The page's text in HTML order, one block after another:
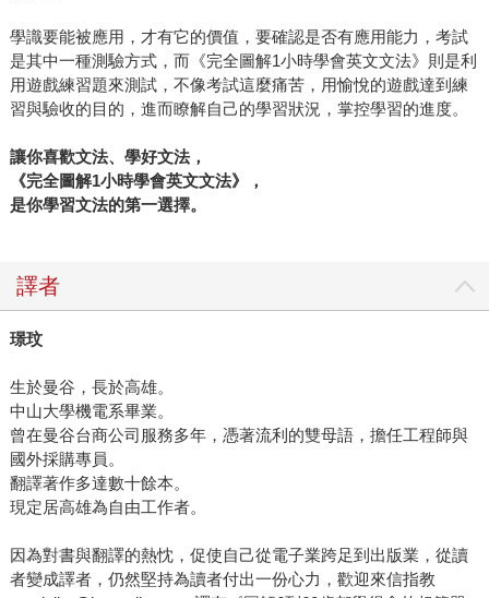
學識要能被應用，才有它的價值，要確認是否有應用能力，考試
是其中一種測驗方式，而《完全圖解1小時學會英文文法》則是利
用遊戲練習題來測試，不像考試這麼痛苦，用愉悅的遊戲達到練
習與驗收的目的，進而瞭解自己的學習狀況，掌控學習的進度。
讓你喜歡文法、學好文法，
《完全圖解1小時學會英文文法》，
是你學習文法的第一選擇。
譯者
璟玟
生於曼谷，長於高雄。
中山大學機電系畢業。
曾在曼谷台商公司服務多年，憑著流利的雙母語，擔任工程師與
國外採購專員。
翻譯著作多達數十餘本。
現定居高雄為自由工作者。
因為對書與翻譯的熱忱，促使自己從電子業跨足到出版業，從讀
者變成譯者，仍然堅持為讀者付出一份心力，歡迎來信指教